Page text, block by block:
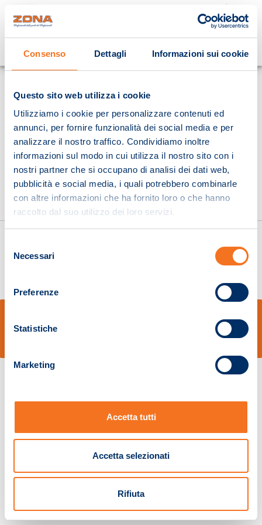
Consenso Dettagli Informazioni sui cookie
Questo sito web utilizza i cookie
Utilizziamo i cookie per personalizzare contenuti ed
annunci, per fornire funzionalità dei social media e per
analizzare il nostro traffico. Condividiamo inoltre
informazioni sul modo in cui utilizza il nostro sito con i
nostri partner che si occupano di analisi dei dati web,
pubblicità e social media, i quali potrebbero combinarle
con altre informazioni che ha fornito loro o che hanno
raccolto dal suo utilizzo dei loro servizi.
delNecessari
Preferenze
Statistiche
Marketing
Accetta tutti
Accetta selezionati
Rifiuta
Cosa stai cercando?
Pistoia 01680210505 – R.E.A. n.155974 - Cap.Soc. € 2.000.000,00 i.v. La
Società adotta il Codice Etico D.lgs. 231/01